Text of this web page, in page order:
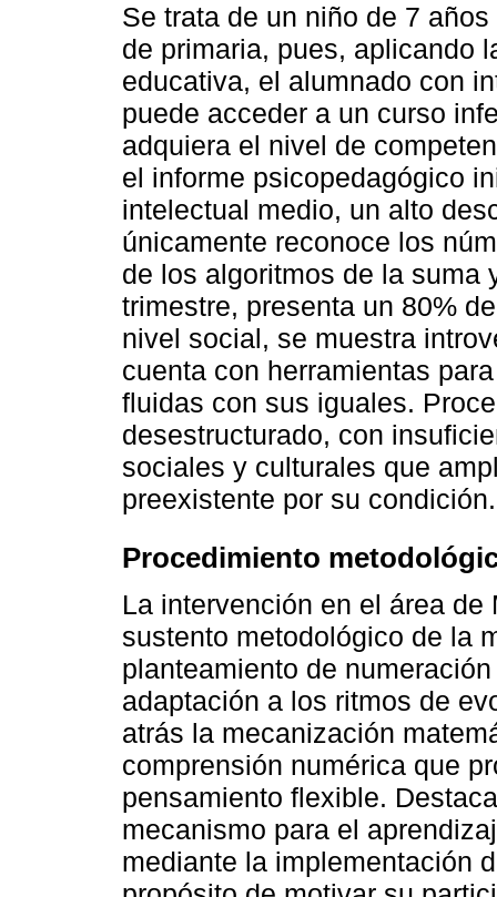
Se trata de un niño de 7
de primaria, pues, aplicando
educativa, el alumnado con
puede acceder a un curso
adquiera el nivel de
el informe psicopedagógico
intelectual medio, un alto
únicamente reconoce los
de los algoritmos de la suma
trimestre, presenta un 80%
nivel social, se muestra
cuenta con herramientas
fluidas con sus iguales.
desestructurado, con
sociales y culturales que
preexistente por su condición.
Procedimiento
La intervención en el área
sustento metodológico de la
planteamiento de
adaptación a los ritmos de
atrás la mecanización
comprensión numérica que
pensamiento flexible.
mecanismo para el
mediante la implementación